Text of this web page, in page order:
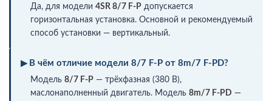
Да, для модели 4SR 8/7 F-P допускается
горизонтальная установка. Основной и рекомендуемый
способ установки — вертикальный.
В чём отличие модели 8/7 F-P от 8m/7 F-PD?
Модель 8/7 F-P — трёхфазная (380 В),
маслонаполненный двигатель. Модель 8m/7 F-PD —